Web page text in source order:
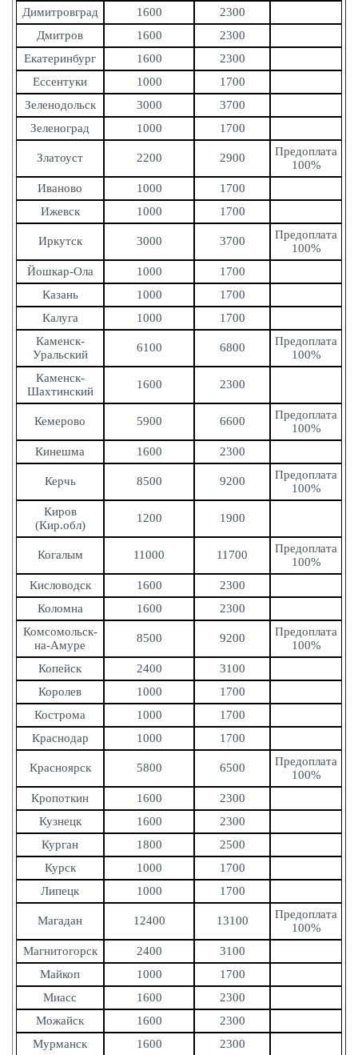
Димитровград
1600
2300
Дмитров
1600
2300
Екатеринбург
1600
2300
Ессентуки
1000
1700
Зеленодольск
3000
3700
Зеленоград
1000 1700
Златоуст 2200 2900
Предоплата
100%
Иваново
1000
1700
Ижевск
1000 1700
Иркутск 3000 3700
Предоплата
100%
Йошкар-Ола
1000
1700
Казань
1000
1700
Калуга
1000
1700
Каменск-
Уральский
6100 6800
Предоплата
100%
Каменск-
Шахтинский
1600 2300
Кемерово 5900 6600
Предоплата
100%
Кинешма
1600 2300
Керчь 8500 9200
Предоплата
100%
Киров
(Кир.обл)
1200 1900
Когалым 11000 11700
Предоплата
100%
Кисловодск
1600
2300
Коломна
1600
2300
Комсомольск-
на-Амуре
8500 9200
Предоплата
100%
Копейск
2400
3100
Королев
1000
1700
Кострома
1000
1700
Краснодар
1000 1700
Красноярск 5800 6500
Предоплата
100%
Кропоткин
1600
2300
Кузнецк
1600
2300
Курган
1800
2500
Курск
1000
1700
Липецк
1000 1700
Магадан 12400 13100
Предоплата
100%
Магнитогорск
2400
3100
Майкоп
1000
1700
Миасс
1600
2300
Можайск
1600
2300
Мурманск
1600 2300